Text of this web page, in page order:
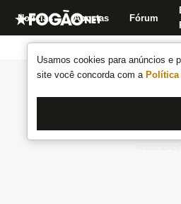
Usamos cookies para anúncios e
site você concorda com a
Notícias Apostas Fórum